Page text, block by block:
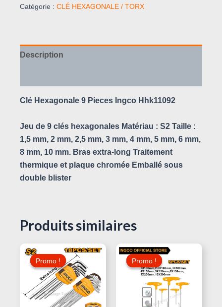
Catégorie : CLÉ HEXAGONALE / TORX
Description
Clé Hexagonale 9 Pieces Ingco Hhk11092
Jeu de 9 clés hexagonales Matériau : S2 Taille :
1,5 mm, 2 mm, 2,5 mm, 3 mm, 4 mm, 5 mm, 6 mm,
8 mm, 10 mm. Bras extra-long Traitement
thermique et plaque chromée Emballé sous
double blister
Produits similaires
Promo !
Promo !
Le
Prix
Initial
Était :
45,000 د.ت.
Le
Est :
Promo !
Promo !
Le
Prix
Initial
Était :
Le